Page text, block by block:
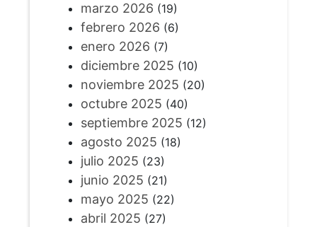
marzo 2026 (19)
febrero 2026 (6)
enero 2026 (7)
diciembre 2025 (10)
noviembre 2025 (20)
octubre 2025 (40)
septiembre 2025 (12)
agosto 2025 (18)
julio 2025 (23)
junio 2025 (21)
mayo 2025 (22)
abril 2025 (27)